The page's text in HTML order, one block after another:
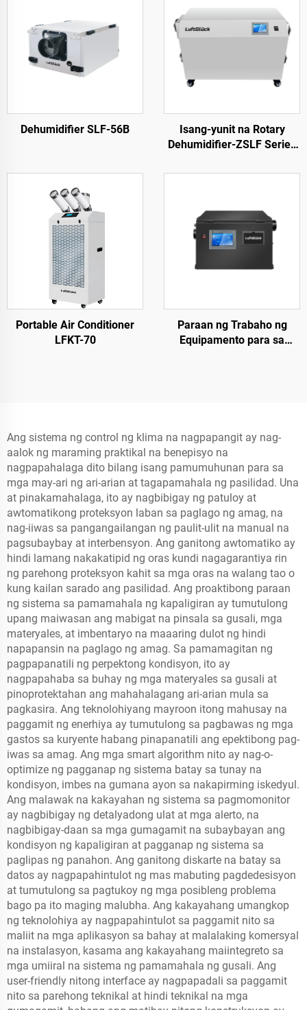
Dehumidifier SLF-56B
Isang-yunit na Rotary
Dehumidifier-ZSLF Series
Portable Air Conditioner
LFKT-70
Paraan ng Trabaho ng
Equipamento para sa
Ang sistema ng control ng klima na nagpapangit ay nag-
aalok ng maraming praktikal na benepisyo na
nagpapahalaga dito bilang isang pamumuhunan para sa
mga may-ari ng ari-arian at tagapamahala ng pasilidad. Una
at pinakamahalaga, ito ay nagbibigay ng patuloy at
awtomatikong proteksyon laban sa paglago ng amag, na
nag-iiwas sa pangangailangan ng paulit-ulit na manual na
pagsubaybay at interbensyon. Ang ganitong awtomatiko ay
hindi lamang nakakatipid ng oras kundi nagagarantiya rin
ng parehong proteksyon kahit sa mga oras na walang tao o
kung kailan sarado ang pasilidad. Ang proaktibong paraan
ng sistema sa pamamahala ng kapaligiran ay tumutulong
upang maiwasan ang mabigat na pinsala sa gusali, mga
materyales, at imbentaryo na maaaring dulot ng hindi
napapansin na paglago ng amag. Sa pamamagitan ng
pagpapanatili ng perpektong kondisyon, ito ay
nagpapahaba sa buhay ng mga materyales sa gusali at
pinoprotektahan ang mahahalagang ari-arian mula sa
pagkasira. Ang teknolohiyang mayroon itong mahusay na
paggamit ng enerhiya ay tumutulong sa pagbawas ng mga
gastos sa kuryente habang pinapanatili ang epektibong pag-
iwas sa amag. Ang mga smart algorithm nito ay nag-o-
optimize ng pagganap ng sistema batay sa tunay na
kondisyon, imbes na gumana ayon sa nakapirming iskedyul.
Ang malawak na kakayahan ng sistema sa pagmomonitor
ay nagbibigay ng detalyadong ulat at mga alerto, na
nagbibigay-daan sa mga gumagamit na subaybayan ang
kondisyon ng kapaligiran at pagganap ng sistema sa
paglipas ng panahon. Ang ganitong diskarte na batay sa
datos ay nagpapahintulot ng mas mabuting pagdedesisyon
at tumutulong sa pagtukoy ng mga posibleng problema
bago pa ito maging malubha. Ang kakayahang umangkop
ng teknolohiya ay nagpapahintulot sa paggamit nito sa
maliit na mga aplikasyon sa bahay at malalaking komersyal
na instalasyon, kasama ang kakayahang maiintegreto sa
mga umiiral na sistema ng pamamahala ng gusali. Ang
user-friendly nitong interface ay nagpapadali sa paggamit
nito sa parehong teknikal at hindi teknikal na mga